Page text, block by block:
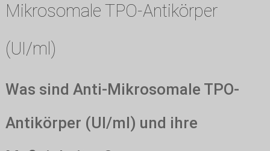
Mikrosomale TPO-Antikörper
(UI/ml)
Was sind Anti-Mikrosomale TPO-
Antikörper (UI/ml) und ihre